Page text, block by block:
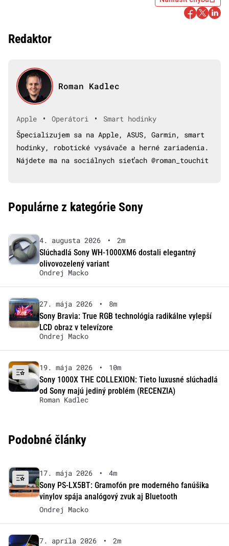
Redaktor
Roman Kadlec
Apple • Operátori •
Smart hodinky
Špecializujem sa na Apple, ASUS, Garmin, smart
hodinky, robotické vysávače a herné zariadenia.
Nájdete ma na sociálnych sieťach @roman_touchit
Populárne z kategórie Sony
4. augusta 2026 •
2m
Slúchadlá Sony WH-1000XM6 dostali elegantný
olivovozelený variant
Ondrej Macko
27. mája 2026 •
8m
Sony Bravia: True RGB technológia radikálne vylepší
LCD obraz v televízore
Ondrej Macko
19. mája 2026 •
10m
Sony 1000X THE COLLEXION: Tieto luxusné slúchadlá
od Sony majú jediný problém (RECENZIA)
Roman Kadlec
Podobné články
17. mája 2026 •
4m
Sony PS-LX5BT: Gramofón pre moderného fanúšika
vinylov spája analógový zvuk aj Bluetooth
Ondrej Macko
7. apríla 2026 •
2m